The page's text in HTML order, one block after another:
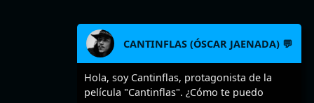
CANTINFLAS (ÓSCAR JAENADA) 💬
Hola, soy Cantinflas, protagonista de la
película "Cantinflas". ¿Cómo te puedo